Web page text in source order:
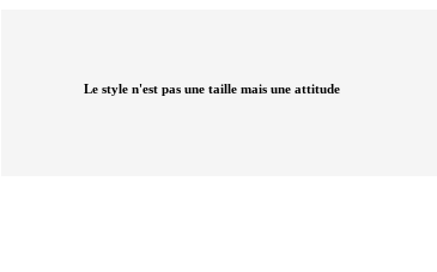
Le style n'est pas une taille mais une attitude